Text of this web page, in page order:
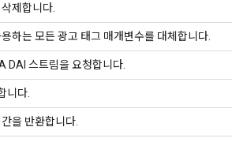
제합니다.
하는 모든 광고 태그 매개변수를 대체합니다.
DAI 스트림을 요청합니다.
니다.
을 반환합니다.